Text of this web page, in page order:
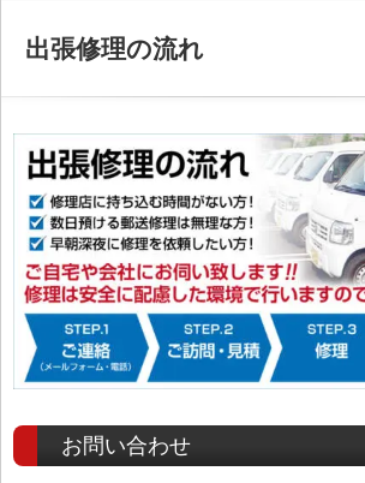
出張修理の流れ
お問い合わせ